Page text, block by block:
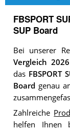
FBSPORT
SUP Board
Bei unserer
Vergleich 2026
das FBSPORT
Boardgenau
Zahlreiche
helfen Ihnen